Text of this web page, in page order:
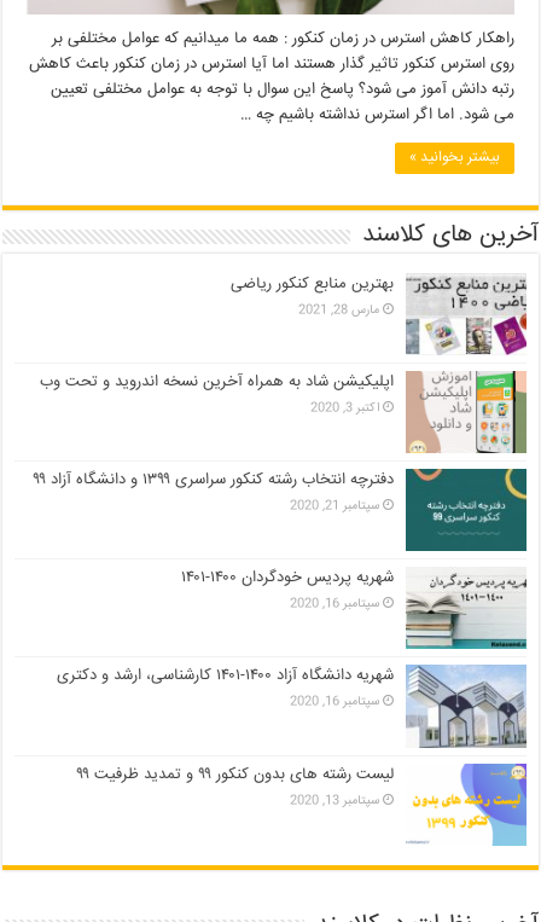
راهکار کاهش استرس در زمان کنکور : همه ما میدانیم که عوامل مختلفی بر
روی استرس کنکور تاثیر گذار هستند اما آیا استرس در زمان کنکور باعث کاهش
رتبه دانش آموز می شود؟ پاسخ این سوال با توجه به عوامل مختلفی تعیین
می شود. اما اگر استرس نداشته باشیم چه …
بیشتر بخوانید »
آخرین های کلاسند
بهترین منابع کنکور ریاضی
مارس 28, 2021
اپلیکیشن شاد به همراه آخرین نسخه اندروید و تحت وب
اکتبر 3, 2020
دفترچه انتخاب رشته کنکور سراسری ۱۳۹۹ و دانشگاه آزاد ۹۹
سپتامبر 21, 2020
شهریه پردیس خودگردان ۱۴۰۰-۱۴۰۱
سپتامبر 16, 2020
شهریه دانشگاه آزاد ۱۴۰۰-۱۴۰۱ کارشناسی، ارشد و دکتری
سپتامبر 16, 2020
لیست رشته های بدون کنکور ۹۹ و تمدید ظرفیت ۹۹
سپتامبر 13, 2020